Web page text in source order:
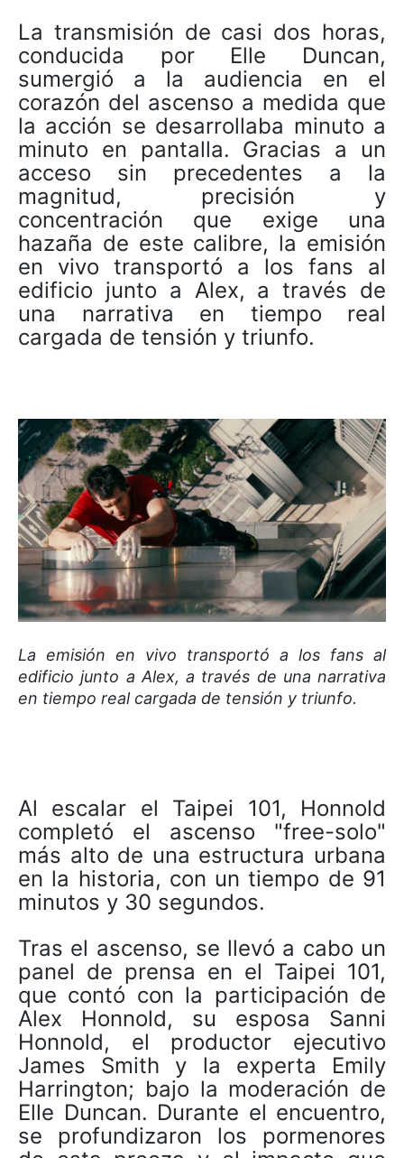
La transmisión de casi dos horas,
conducida por Elle Duncan,
sumergió a la audiencia en el
corazón del ascenso a medida que
la acción se desarrollaba minuto a
minuto en pantalla. Gracias a un
acceso sin precedentes a la
magnitud, precisión y
concentración que exige una
hazaña de este calibre, la emisión
en vivo transportó a los fans al
edificio junto a Alex, a través de
una narrativa en tiempo real
cargada de tensión y triunfo.
La emisión en vivo transportó a los fans al
edificio junto a Alex, a través de una narrativa
en tiempo real cargada de tensión y triunfo.
Al escalar el Taipei 101, Honnold
completó el ascenso "free-solo"
más alto de una estructura urbana
en la historia, con un tiempo de 91
minutos y 30 segundos.
Tras el ascenso, se llevó a cabo un
panel de prensa en el Taipei 101,
que contó con la participación de
Alex Honnold, su esposa Sanni
Honnold, el productor ejecutivo
James Smith y la experta Emily
Harrington; bajo la moderación de
Elle Duncan. Durante el encuentro,
se profundizaron los pormenores